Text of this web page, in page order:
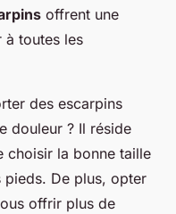
offrent une
à toutes les
des escarpins
douleur ? Il réside
choisir la bonne taille
pieds. De plus, opter
offrir plus de